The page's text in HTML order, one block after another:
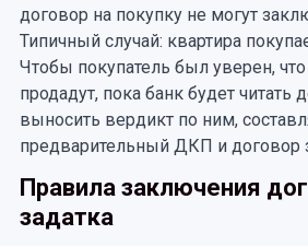
договор на покупку не могут
Типичный случай: квартира
Чтобы покупатель был уверен,
продадут, пока банк будет читать
выносить вердикт по ним,
предварительный ДКП и договор
Правила заключения
задатка